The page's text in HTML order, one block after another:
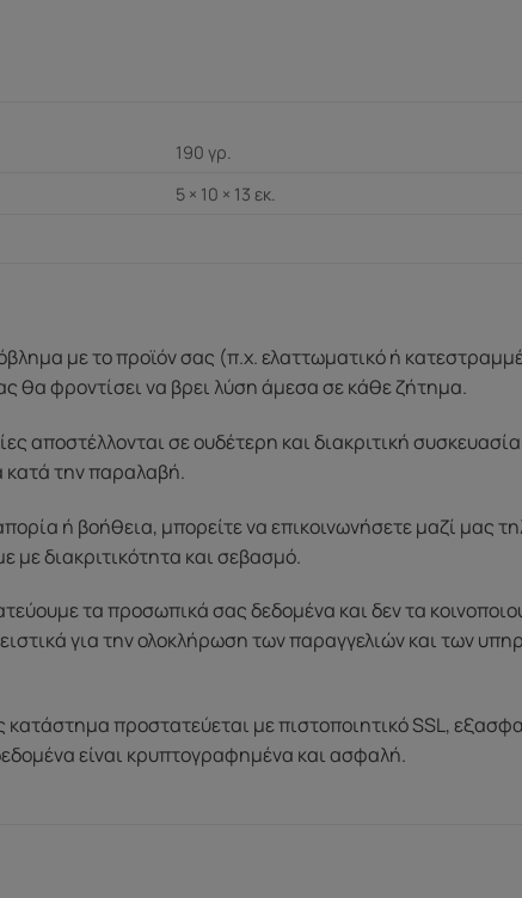
190 γρ.
5 × 10 × 13 εκ.
με το προϊόν σας (π.χ. ελαττωματικό ή
θα φροντίσει να βρει λύση άμεσα σε κάθε ζήτημα.
αποστέλλονται σε ουδέτερη και διακριτική
κατά την παραλαβή.
ή βοήθεια, μπορείτε να επικοινωνήσετε μαζί μας
διακριτικότητα και σεβασμό.
τα προσωπικά σας δεδομένα και δεν τα
για την ολοκλήρωση των παραγγελιών και των
κατάστημα προστατεύεται με πιστοποιητικό SSL,
είναι κρυπτογραφημένα και ασφαλή.